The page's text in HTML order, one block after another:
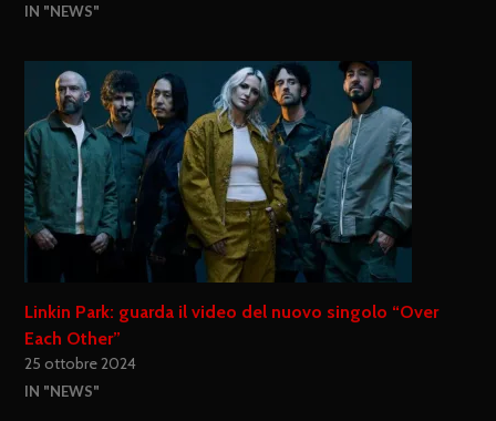
IN "NEWS"
Linkin Park: guarda il video del nuovo singolo “Over
Each Other”
25 ottobre 2024
IN "NEWS"